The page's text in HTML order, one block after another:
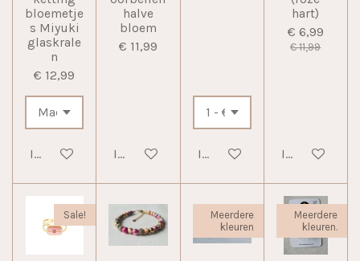
bloemetje
s Miyuki
glaskrale
n
€ 12,99
In winkelwagen
halve
bloem
€ 11,99
In winkelwagenIn winkelwagen
hart)
€ 6,99
€ 11,99
In
Sale!
Meerdere
kleuren
Meerdere
kleuren.